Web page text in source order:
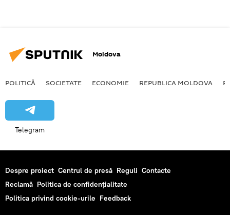
Moldova
POLITICĂ SOCIETATE ECONOMIE REPUBLICA MOLDOVA
Telegram
Despre proiect Centrul de presă Reguli Contacte
Reclamă Politica de confidențialitate
Politica privind cookie-urile Feedback